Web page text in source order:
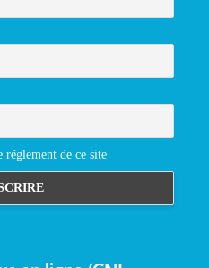
de ce site